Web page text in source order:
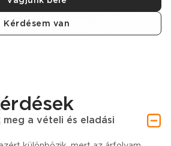
Kérdésem van
meg a vételi és eladási